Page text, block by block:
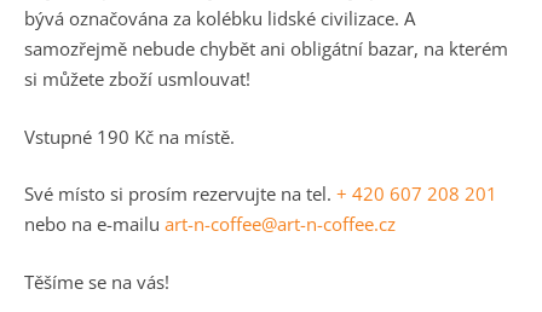
bývá označována za kolébku lidské civilizace. A
samozřejmě nebude chybět ani obligátní bazar, na kterém
si můžete zboží usmlouvat!
Vstupné 190 Kč na místě.
Své místo si prosím rezervujte na tel. + 420 607 208 201
nebo na e-mailu art-n-coffee@art-n-coffee.cz
Těšíme se na vás!